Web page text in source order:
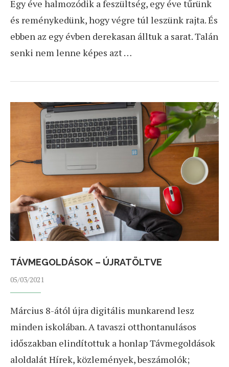
Egy éve halmozódik a feszültség, egy éve tűrünk
és reménykedünk, hogy végre túl leszünk rajta. És
ebben az egy évben derekasan álltuk a sarat. Talán
senki nem lenne képes azt …
TÁVMEGOLDÁSOK – ÚJRATÖLTVE
05/03/2021
Március 8-ától újra digitális munkarend lesz
minden iskolában. A tavaszi otthontanulásos
időszakban elindítottuk a honlap Távmegoldások
aloldalát Hírek, közlemények, beszámolók;